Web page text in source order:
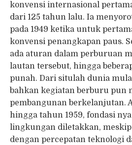
konvensi internasional
dari 125 tahun lalu. Ia
pada 1949 ketika untuk
konvensi penangkapan paus.
ada aturan dalam perburuan
lautan tersebut, hingga
punah. Dari situlah dunia
bahkan kegiatan berburu pun
pembangunan berkelanjutan.
hingga tahun 1959, fondasi
lingkungan diletakkan,
dengan percepatan teknologi